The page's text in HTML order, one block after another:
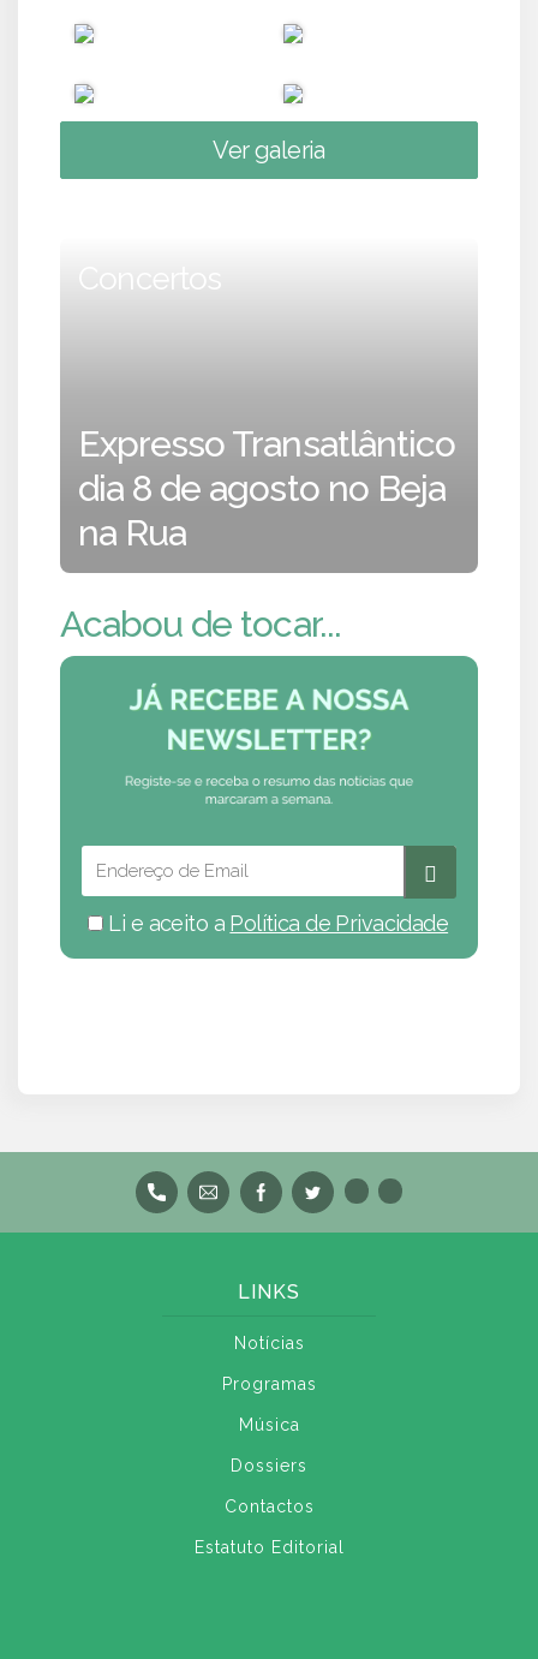
Ver galeria
Concertos
Expresso Transatlântico
dia 8 de agosto no Beja
na Rua
Acabou de tocar...
Li e aceito a Política de Privacidade
LINKS
Notícias
Programas
Música
Dossiers
Contactos
Estatuto Editorial